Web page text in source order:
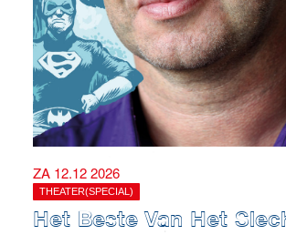
ZA 12.12 2026
THEATER(SPECIAL)
Het Beste Van Het